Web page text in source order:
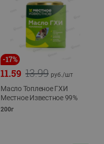
-17%
13.99
11.59 руб./шт
Масло Топленое ГХИ
Местное Известное 99%
200г